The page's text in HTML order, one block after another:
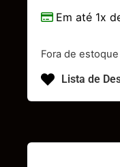
Em até 1x
Fora de estoque
Lista de